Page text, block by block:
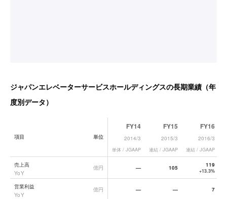
ジャパンエレベーターサービスホールディングスの長期業績（年
度別データ）
ジャパンエレベーターサービスホールディングス
項目 単位
FY14
2014/3
単体 / JGAAP
FY15
2015/3
連結 / JGAAP
FY16
2016/3
連結 / JGAAP
売上高
YoY
億円 — 105 119
+13.3%
営業利益
YoY
億円 — — 7